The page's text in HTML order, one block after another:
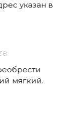
указан в
мягкий.